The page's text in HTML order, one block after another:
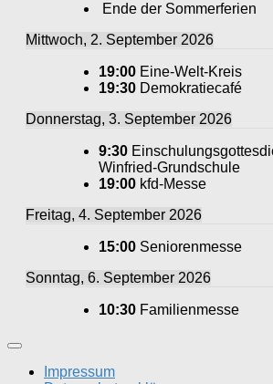
Ende der Sommerferien
Mittwoch, 2. September 2026
19:00 Eine-Welt-Kreis
19:30 Demokratiecafé
Donnerstag, 3. September 2026
9:30
Winfried-Grundschule
19:00 kfd-Messe
Freitag, 4. September 2026
15:00 Seniorenmesse
Sonntag, 6. September 2026
10:30 Familienmesse
Impressum